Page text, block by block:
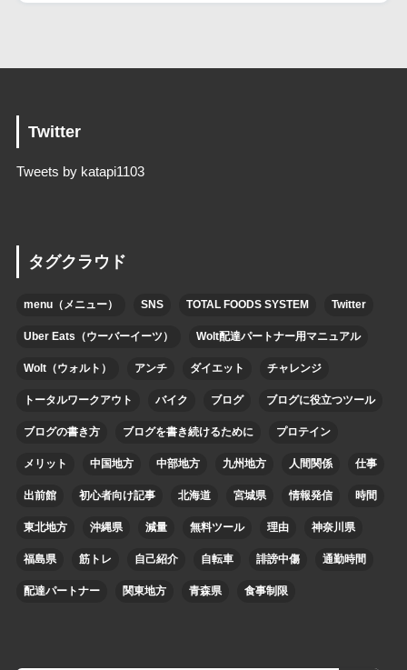
Twitter
Tweets by katapi1103
タグクラウド
menu（メニュー） SNS TOTAL FOODS SYSTEM Twitter
Uber Eats（ウーバーイーツ） Wolt配達パートナー用マニュアル
Wolt（ウォルト） アンチ ダイエット チャレンジ
トータルワークアウト バイク ブログ ブログに役立つツール
ブログの書き方 ブログを書き続けるために プロテイン
メリット 中国地方 中部地方 九州地方 人間関係 仕事
出前館 初心者向け記事 北海道 宮城県 情報発信 時間
東北地方 沖縄県 減量 無料ツール 理由 神奈川県
福島県 筋トレ 自己紹介 自転車 誹謗中傷 通勤時間
配達パートナー 関東地方 青森県 食事制限